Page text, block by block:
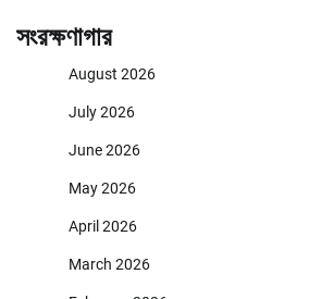
সংরক্ষণাগার
August 2026
July 2026
June 2026
May 2026
April 2026
March 2026